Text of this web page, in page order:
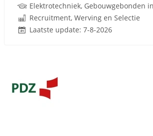
Recruitment, Werving en Selectie
Laatste update: 7-8-2026